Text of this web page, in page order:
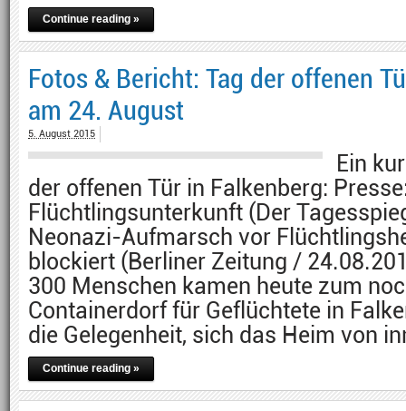
Continue reading »
Fotos & Bericht: Tag der offenen
am 24. August
5. August 2015
Ein
der offenen Tür in Falkenberg:
Flüchtlingsunterkunft (Der
Neonazi-Aufmarsch vor
blockiert (Berliner Zeitung /
300 Menschen kamen heute zum
Containerdorf für Geflüchtete in
die Gelegenheit, sich das Heim von
Continue reading »